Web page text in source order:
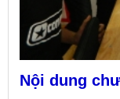
Nội dung